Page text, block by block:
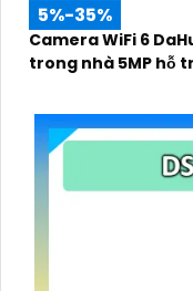
5%-35%
Camera WiFi 6
trong nhà 5MP hỗ